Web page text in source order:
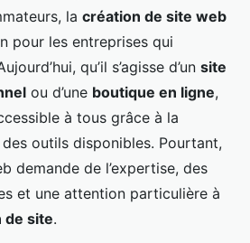
la création de site web
pour les entreprises qui
qu’il s’agisse d’un site
ou d’une boutique en ligne,
à tous grâce à la
des outils disponibles. Pourtant,
demande de l’expertise, des
et une attention particulière à
de site.